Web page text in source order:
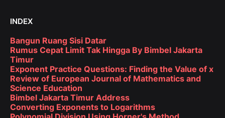
INDEX
Bangun Ruang Sisi Datar
Rumus Cepat Limit Tak Hingga By Bimbel Jakarta
Timur
Exponent Practice Questions: Finding the Value of x
Review of European Journal of Mathematics and
Science Education
Bimbel Jakarta Timur Address
Converting Exponents to Logarithms